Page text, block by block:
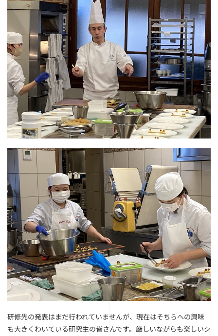
研修先の発表はまだ行われていませんが、現在はそちらへの興味
も大きくわいている研究生の皆さんです。厳しいながらも楽しいシ